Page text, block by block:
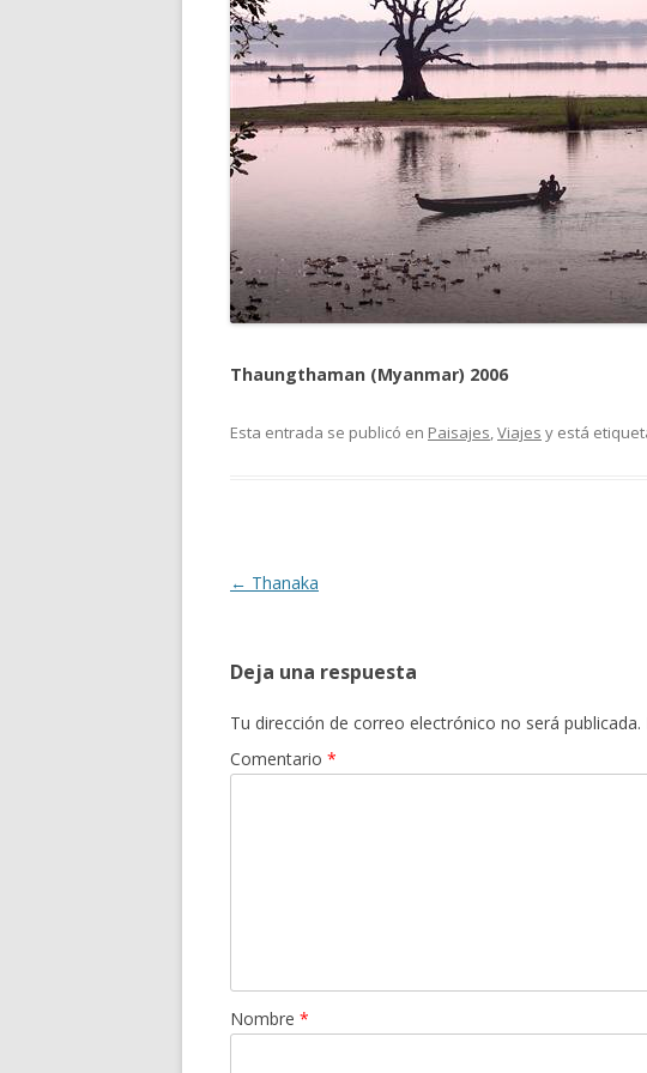
Thaungthaman (Myanmar) 2006
Esta entrada se publicó en Paisajes,Viajes y está
Navegación
← Thanaka
Deja una respuesta
Tu dirección de correo electrónico no será publicada.
Comentario *
Nombre *